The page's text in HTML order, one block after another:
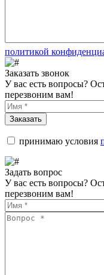
политикой
Заказать звонок
У вас есть вопросы?
перезвоним вам!
Заказать
принимаю условия
Задать вопрос
У вас есть вопросы?
перезвоним вам!